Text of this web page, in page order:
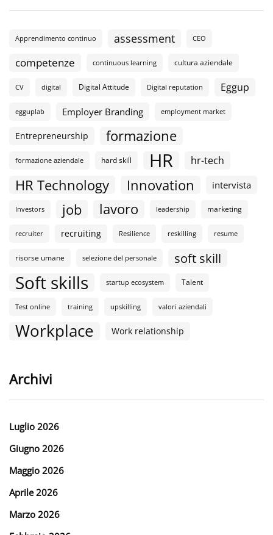
Apprendimento continuo assessment CEO
competenze continuous learning cultura aziendale
CV digital Digital Attitude Digital reputation Eggup
egguplab Employer Branding employment market
Entrepreneurship formazione
formazione aziendale hard skill HR hr-tech
HR Technology Innovation intervista
Investors job lavoro leadership marketing
recruiter recruiting Resilience reskilling resume
risorse umane selezione del personale soft skill
Soft skills startup ecosystem Talent
Test online training upskilling valori aziendali
Workplace Work relationship
Archivi
Luglio 2026
Giugno 2026
Maggio 2026
Aprile 2026
Marzo 2026